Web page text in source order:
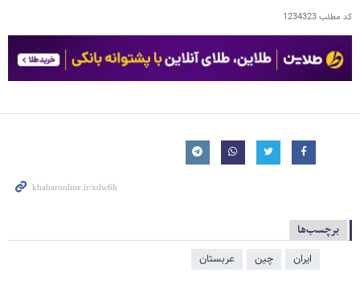
کد مطلب1234323
برچسب‌ها
ایران چین عربستان